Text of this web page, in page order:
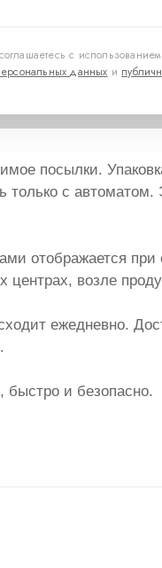
с
данных и
пункте выдачи
России,
посылки.
с автоматом.
отображается
центрах, возле
ежедневно.
и безопасно.